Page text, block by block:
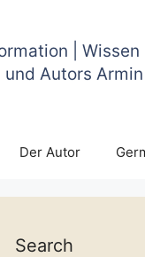
| Wissen
Autors
Der Autor
Search